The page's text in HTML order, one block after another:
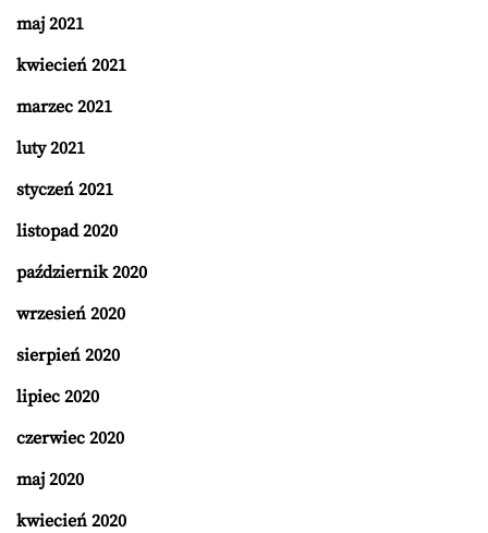
maj 2021
kwiecień 2021
marzec 2021
luty 2021
styczeń 2021
listopad 2020
październik 2020
wrzesień 2020
sierpień 2020
lipiec 2020
czerwiec 2020
maj 2020
kwiecień 2020